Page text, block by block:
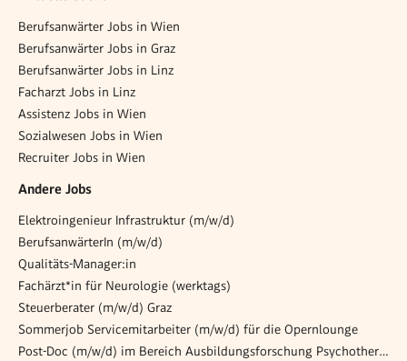
Berufsanwärter Jobs in Wien
Berufsanwärter Jobs in Graz
Berufsanwärter Jobs in Linz
Facharzt Jobs in Linz
Assistenz Jobs in Wien
Sozialwesen Jobs in Wien
Recruiter Jobs in Wien
Andere Jobs
Elektroingenieur Infrastruktur (m/w/d)
BerufsanwärterIn (m/w/d)
Qualitäts-Manager:in
Fachärzt*in für Neurologie (werktags)
Steuerberater (m/w/d) Graz
Sommerjob Servicemitarbeiter (m/w/d) für die Opernlounge
Post-Doc (m/w/d) im Bereich Ausbildungsforschung Psychotherapie - 20 Wochenstunden